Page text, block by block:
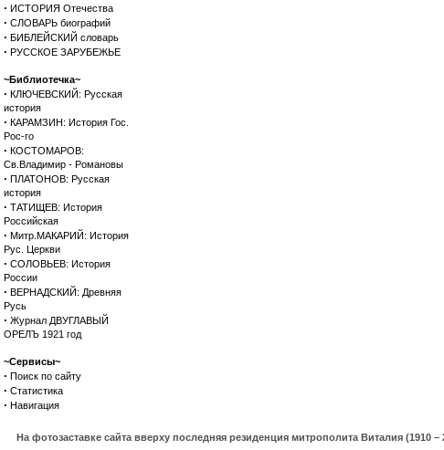
· ИСТОРИЯ Отечества
· СЛОВАРЬ биографий
· БИБЛЕЙСКИЙ словарь
· РУССКОЕ ЗАРУБЕЖЬЕ
~Библиотечка~
· КЛЮЧЕВСКИЙ: Русская
история
· КАРАМЗИН: История Гос.
Рос-го
· КОСТОМАРОВ:
Св.Владимир - Романовы
· ПЛАТОНОВ: Русская
история
· ТАТИЩЕВ: История
Российская
· Митр.МАКАРИЙ: История
Рус. Церкви
· СОЛОВЬЕВ: История
России
· ВЕРНАДСКИЙ: Древняя
Русь
· Журнал ДВУГЛАВЫЙ
ОРЕЛЪ 1921 год
~Сервисы~
· Поиск по сайту
· Статистика
· Навигация
На фотозаставке сайта вверху последняя резиденция митрополита Виталия